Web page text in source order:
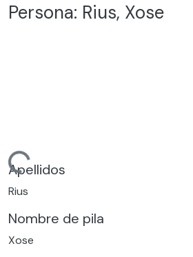
Persona: Rius, Xose
Apellidos
Rius
Nombre de pila
Xose